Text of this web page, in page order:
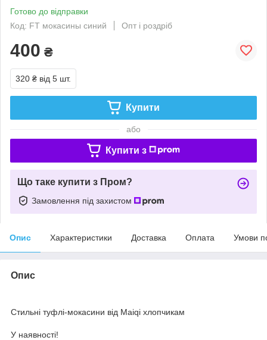
Готово до відправки
Код: FT мокасины синий
Опт і роздріб
400 ₴
320 ₴ від 5 шт.
Купити
або
Купити з
Що таке купити з Пром?
Замовлення під захистом
Опис Характеристики Доставка Оплата Умови
Опис
Стильні туфлі-мокасини від Maiqi хлопчикам
У наявності!